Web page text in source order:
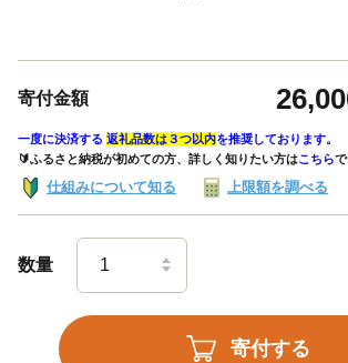
寄付金額
一度に決済する 返礼品数は３つ以内を推奨しております。
🔰ふるさと納税が初めての方、詳しく知りたい方はこちらで
仕組みについて知る 上限額を調べる
数量
寄付する